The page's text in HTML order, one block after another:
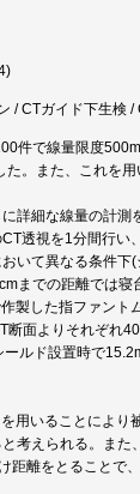
/ CTガイド下生検 /
件で線量限度
。また、これを
詳細な線量の計
透視を1分間行
いて異なる条件
までの距離では
製した指ファン
面よりそれぞれ
ルド設置時で
用いることによ
考えられる。ま
離をとることで